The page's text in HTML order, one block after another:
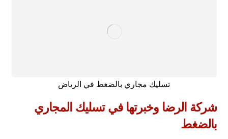
تسليك مجاري بالضغط في الرياض
شركة الرضا وخبرتها في تسليك المجاري
بالضغط